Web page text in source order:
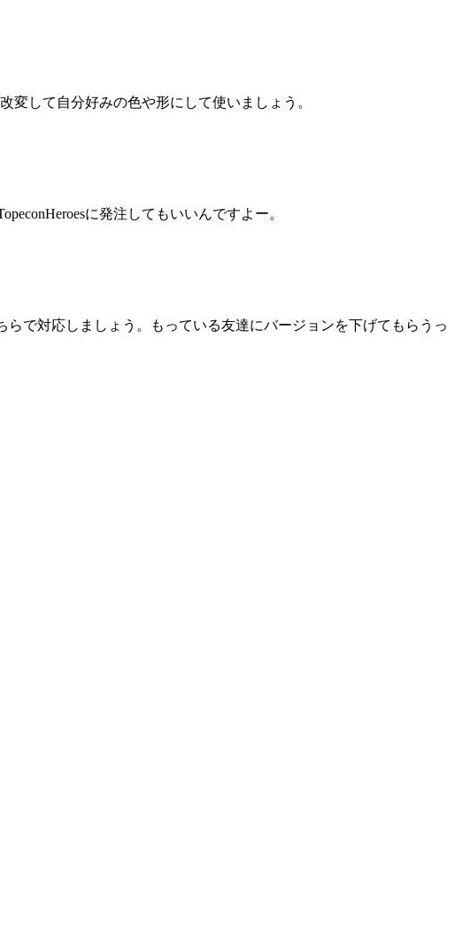
して自分好みの色や形にして使いましょう。
に発注してもいいんですよー。
対応しましょう。もっている友達にバージョンを下げてもらうっ